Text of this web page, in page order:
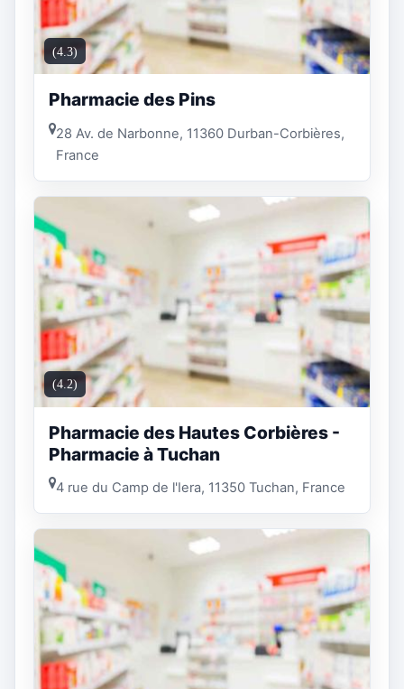
(4.3)
Pharmacie des Pins
28 Av. de Narbonne, 11360 Durban-Corbières,
France
(4.2)
Pharmacie des Hautes Corbières -
Pharmacie à Tuchan
4 rue du Camp de l'Iera, 11350 Tuchan, France